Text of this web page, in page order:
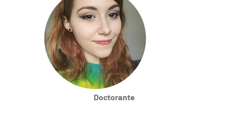
Doctorante